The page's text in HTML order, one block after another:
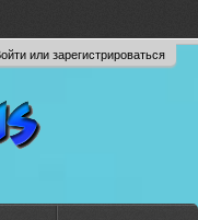
или зарегистрироваться